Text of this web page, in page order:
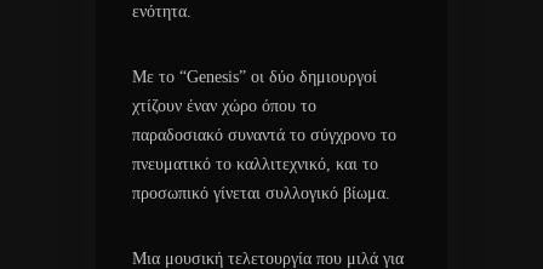
ενότητα.
Με το “Genesis” οι δύο δημιουργοί
χτίζουν έναν χώρο όπου το
παραδοσιακό συναντά το σύγχρονο το
πνευματικό το καλλιτεχνικό, και το
προσωπικό γίνεται συλλογικό βίωμα.
Μια μουσική τελετουργία που μιλά για